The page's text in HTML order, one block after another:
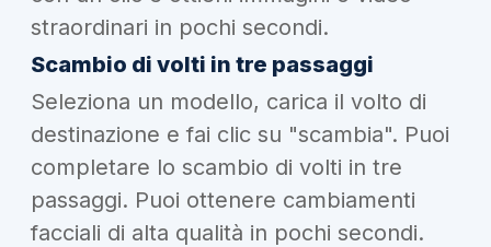
straordinari in pochi secondi.
Scambio di volti in tre passaggi
Seleziona un modello, carica il volto di
destinazione e fai clic su "scambia". Puoi
completare lo scambio di volti in tre
passaggi. Puoi ottenere cambiamenti
facciali di alta qualità in pochi secondi.